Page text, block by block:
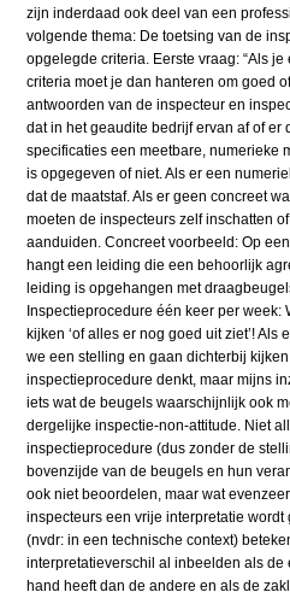
zijn inderdaad ook deel van een
volgende thema: De toetsing van de
opgelegde criteria. Eerste vraag: “Als
criteria moet je dan hanteren om goed
antwoorden van de inspecteur en
dat in het geaudite bedrijf ervan af of
specificaties een meetbare, numerieke
is opgegeven of niet. Als er een
dat de maatstaf. Als er geen concreet
moeten de inspecteurs zelf inschatten
aanduiden. Concreet voorbeeld: Op
hangt een leiding die een behoorlijk
leiding is opgehangen met
Inspectieprocedure één keer per week:
kijken ‘of alles er nog goed uit ziet’! Als
we een stelling en gaan dichterbij
inspectieprocedure denkt, maar mijns
iets wat de beugels waarschijnlijk ook
dergelijke inspectie-non-attitude. Niet
inspectieprocedure (dus zonder de
bovenzijde van de beugels en hun
ook niet beoordelen, maar wat
inspecteurs een vrije interpretatie wordt
(nvdr: in een technische context)
interpretatieverschil al inbeelden als de
hand heeft dan de andere en als de